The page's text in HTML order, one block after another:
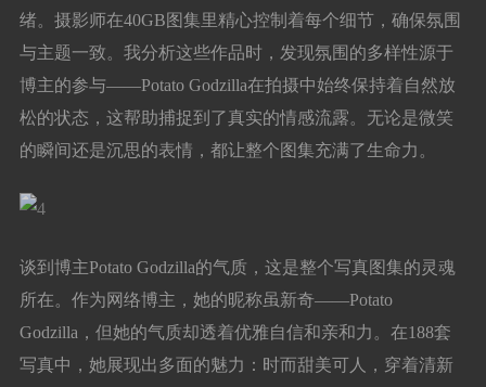
绪。摄影师在40GB图集里精心控制着每个细节，确保氛围
与主题一致。我分析这些作品时，发现氛围的多样性源于
博主的参与——Potato Godzilla在拍摄中始终保持着自然放
松的状态，这帮助捕捉到了真实的情感流露。无论是微笑
的瞬间还是沉思的表情，都让整个图集充满了生命力。
谈到博主Potato Godzilla的气质，这是整个写真图集的灵魂
所在。作为网络博主，她的昵称虽新奇——Potato
Godzilla，但她的气质却透着优雅自信和亲和力。在188套
写真中，她展现出多面的魅力：时而甜美可人，穿着清新